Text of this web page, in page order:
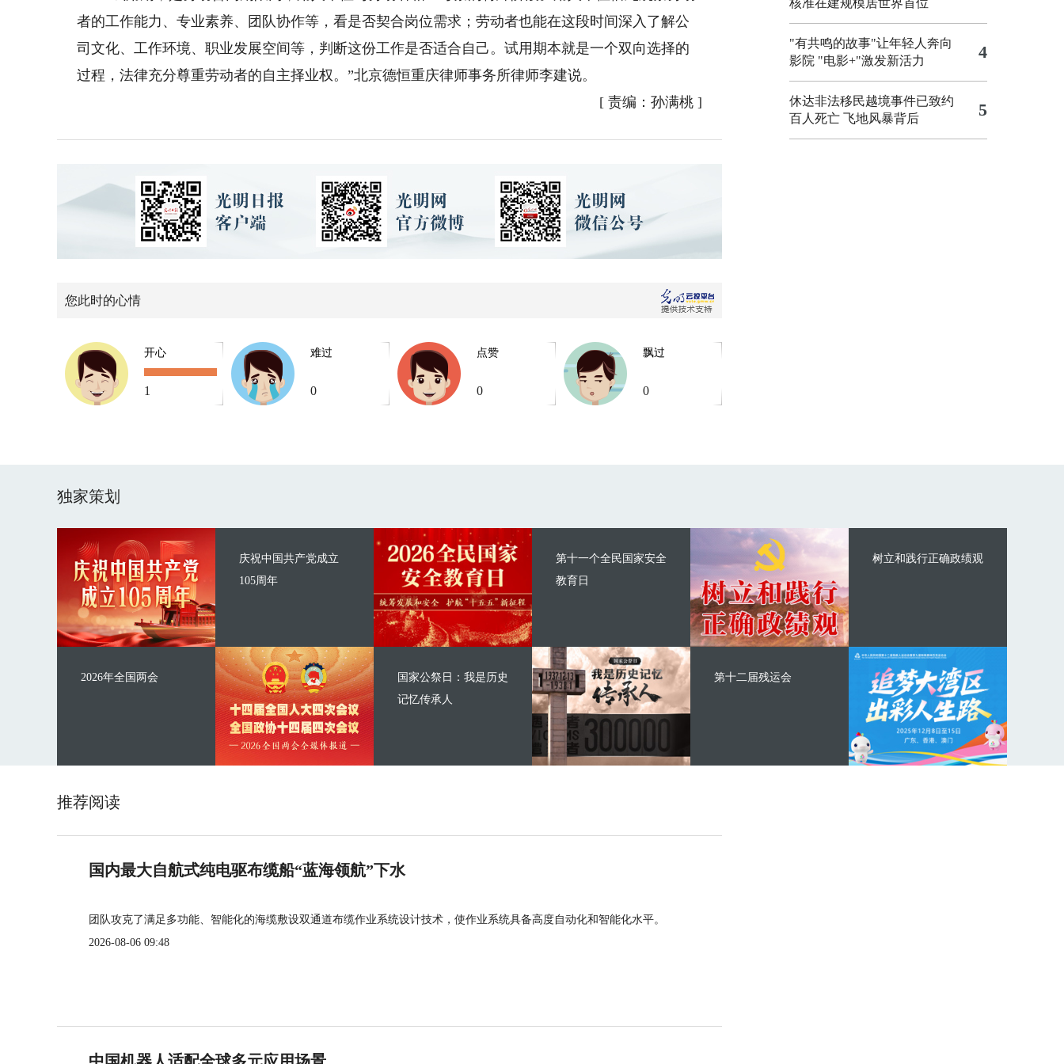
者的工作能力、专业素养、团队协作等，看是否契合岗位需求；劳动者也能在这段时间深入了解公
司文化、工作环境、职业发展空间等，判断这份工作是否适合自己。试用期本就是一个双向选择的
过程，法律充分尊重劳动者的自主择业权。”北京德恒重庆律师事务所律师李建说。
[ 责编：孙满桃]
您此时的心情
开心
1
难过
0
点赞
0
飘过
0
核准在建规模居世界首位
"有共鸣的故事"让年轻人奔向
影院 "电影+"激发新活力 4
休达非法移民越境事件已致约
百人死亡 飞地风暴背后 5
独家策划
庆祝中国共产党成立
105周年
2026年全国两会
第十一个全民国家安全
教育日
国家公祭日：我是历史
记忆传承人
树立和践行正确政绩观
第十二届残运会
推荐阅读
国内最大自航式纯电驱布缆船“蓝海领航”下水
团队攻克了满足多功能、智能化的海缆敷设双通道布缆作业系统设计技术，使作业系统具备高度自动化和智能化水平。
2026-08-06 09:48